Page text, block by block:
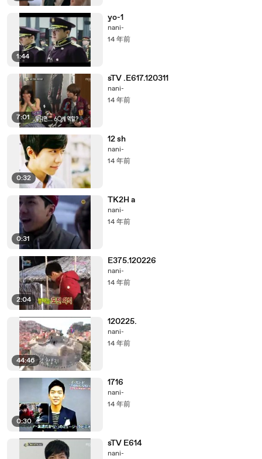
1:44
yo-1
nani-
14 年前
7:01
sTV .E617.120311
nani-
14 年前
0:32
12 sh
nani-
14 年前
0:31
TK2H a
nani-
14 年前
2:04
E375.120226
nani-
14 年前
44:46
120225.
nani-
14 年前
0:30
1716
nani-
14 年前
sTV E614
nani-